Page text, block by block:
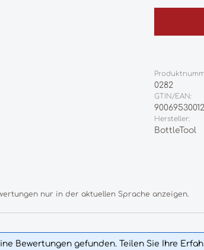
0282
GTIN/EAN:
Hersteller:
BottleTool
nur in der aktuellen Sprache anzeigen.
Bewertungen gefunden. Teilen Sie Ihre